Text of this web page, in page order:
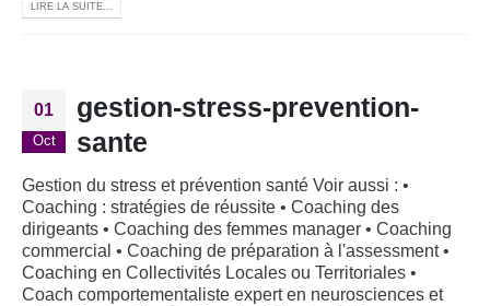
LIRE LA SUITE...
01
Oct
gestion-stress-prevention-
sante
Gestion du stress et prévention santé Voir aussi : •
Coaching : stratégies de réussite • Coaching des
dirigeants • Coaching des femmes manager • Coaching
commercial • Coaching de préparation à l'assessment •
Coaching en Collectivités Locales ou Territoriales •
Coach comportementaliste expert en neurosciences et